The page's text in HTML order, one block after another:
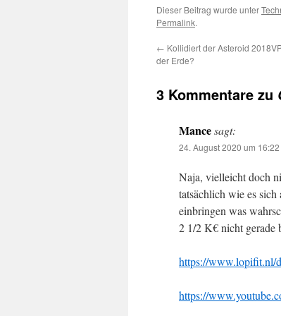
Dieser Beitrag wurde unter
Permalink.
← Kollidiert der Asteroid
der Erde?
3 Kommentare zu
Mancesagt:
24. August 2020 um
Naja, vielleicht doch
tatsächlich wie es
einbringen was
2 1/2 K€ nicht gerade
https://www.lopifit.nl/
https://